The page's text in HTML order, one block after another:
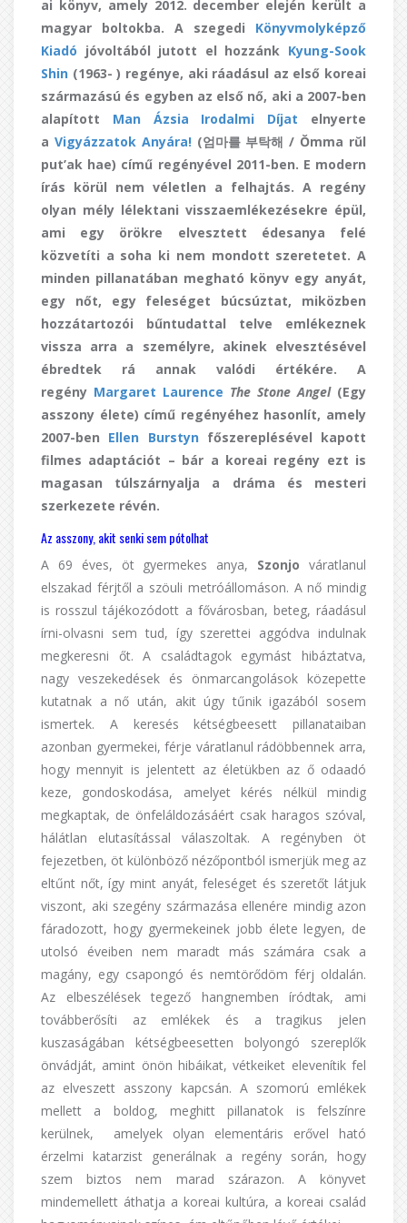
ai könyv, amely 2012. december elején került a
magyar boltokba. A szegedi Könyvmolyképző
Kiadó jóvoltából jutott el hozzánk Kyung-Sook
Shin (1963- ) regénye, aki ráadásul az első koreai
származású és egyben az első nő, aki a 2007-ben
alapított Man Ázsia Irodalmi Díjat elnyerte
a Vigyázzatok Anyára!(엄마를 부탁해 / Ŏmma rŭl
put’ak hae) című regényével 2011-ben. E modern
írás körül nem véletlen a felhajtás. A regény
olyan mély lélektani visszaemlékezésekre épül,
ami egy örökre elvesztett édesanya felé
közvetíti a soha ki nem mondott szeretetet. A
minden pillanatában megható könyv egy anyát,
egy nőt, egy feleséget búcsúztat, miközben
hozzátartozói bűntudattal telve emlékeznek
vissza arra a személyre, akinek elvesztésével
ébredtek rá annak valódi értékére. A
regény Margaret Laurence The Stone Angel(Egy
asszony élete) című regényéhez hasonlít, amely
2007-ben Ellen Burstynfőszereplésével kapott
filmes adaptációt – bár a koreai regény ezt is
magasan túlszárnyalja a dráma és mesteri
szerkezete révén.
Az asszony, akit senki sem pótolhat
A 69 éves, öt gyermekes anya, Szonjo váratlanul
elszakad férjtől a szöuli metróállomáson. A nő mindig
is rosszul tájékozódott a fővárosban, beteg, ráadásul
írni-olvasni sem tud, így szerettei aggódva indulnak
megkeresni őt. A családtagok egymást hibáztatva,
nagy veszekedések és önmarcangolások közepette
kutatnak a nő után, akit úgy tűnik igazából sosem
ismertek. A keresés kétségbeesett pillanataiban
azonban gyermekei, férje váratlanul rádöbbennek arra,
hogy mennyit is jelentett az életükben az ő odaadó
keze, gondoskodása, amelyet kérés nélkül mindig
megkaptak, de önfeláldozásáért csak haragos szóval,
hálátlan elutasítással válaszoltak. A regényben öt
fejezetben, öt különböző nézőpontból ismerjük meg az
eltűnt nőt, így mint anyát, feleséget és szeretőt látjuk
viszont, aki szegény származása ellenére mindig azon
fáradozott, hogy gyermekeinek jobb élete legyen, de
utolsó éveiben nem maradt más számára csak a
magány, egy csapongó és nemtörődöm férj oldalán.
Az elbeszélések tegező hangnemben íródtak, ami
továbberősíti az emlékek és a tragikus jelen
kuszaságában kétségbeesetten bolyongó szereplők
önvádját, amint önön hibáikat, vétkeiket elevenítik fel
az elveszett asszony kapcsán. A szomorú emlékek
mellett a boldog, meghitt pillanatok is felszínre
kerülnek, amelyek olyan elementáris erővel ható
érzelmi katarzist generálnak a regény során, hogy
szem biztos nem marad szárazon. A könyvet
mindemellett áthatja a koreai kultúra, a koreai család